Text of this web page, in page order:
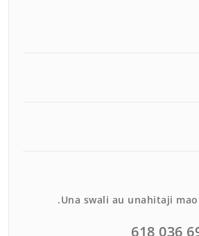
Una swali au unahitaji